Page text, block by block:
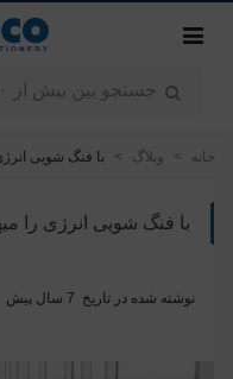
خانه > وبلاگ > با فنگ شویی
با فنگ شویی انرژی را
نوشته شده در تاریخ 7 سال پیش